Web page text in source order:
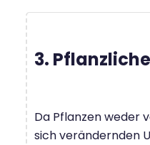
3.
Da Pflanzen weder
sich verändernden